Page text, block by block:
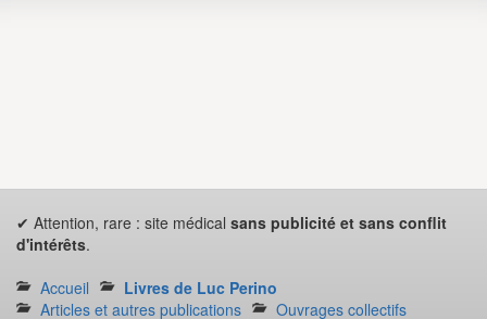
✔ Attention, rare : site médical sans publicité et sans conflit
d'intérêts.
Accueil
Livres de Luc Perino
Articles et autres publications
Ouvrages collectifs